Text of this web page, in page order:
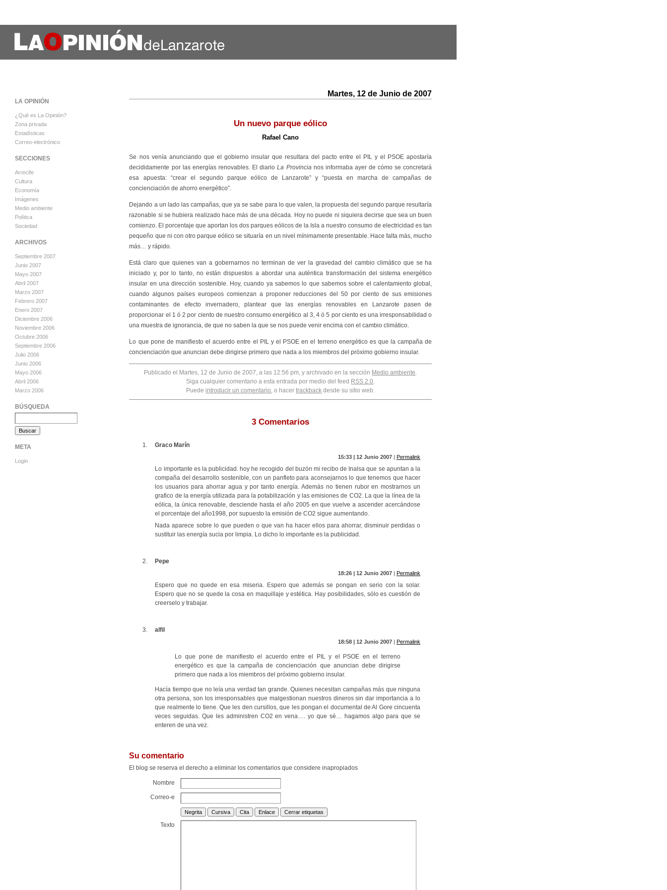
Martes, 12 de Junio de 2007
Un nuevo parque eólico
Rafael Cano
Se nos venía anunciando que el gobierno insular que resultara del pacto entre el PIL y el PSOE apostaría
decididamente por las energías renovables. El diarioLa Provincianos informaba ayer de cómo se concretará
esa apuesta: “crear el segundo parque eólico de Lanzarote” y “puesta en marcha de campañas de
concienciación de ahorro energético”.
Dejando a un lado las campañas, que ya se sabe para lo que valen, la propuesta del segundo parque resultaría
razonable si se hubiera realizado hace más de una década. Hoy no puede ni siquiera decirse que sea un buen
comienzo. El porcentaje que aportan los dos parques eólicos de la Isla a nuestro consumo de electricidad es tan
pequeño que ni con otro parque eólico se situaría en un nivel mínimamente presentable. Hace falta más, mucho
más… y rápido.
Está claro que quienes van a gobernarnos no terminan de ver la gravedad del cambio climático que se ha
iniciado y, por lo tanto, no están dispuestos a abordar una auténtica transformación del sistema energético
insular en una dirección sostenible. Hoy, cuando ya sabemos lo que sabemos sobre el calentamiento global,
cuando algunos países europeos comienzan a proponer reducciones del 50 por ciento de sus emisiones
contaminantes de efecto invernadero, plantear que las energías renovables en Lanzarote pasen de
proporcionar el 1 ó 2 por ciento de nuestro consumo energético al 3, 4 ó 5 por ciento es una irresponsabilidad o
una muestra de ignorancia, de que no saben la que se nos puede venir encima con el cambio climático.
Lo que pone de manifiesto el acuerdo entre el PIL y el PSOE en el terreno energético es que la campaña de
concienciación que anuncian debe dirigirse primero que nada a los miembros del próximo gobierno insular.
Publicado el Martes, 12 de Junio de 2007, a las 12:56 pm, y archivado en la sección Medio ambiente.
Siga cualquier comentario a esta entrada por medio del feed RSS 2.0.
Puedeintroducir un comentario, o hacertrackback desde su sitio web.
3 Comentarios
Graco Marín
15:33 | 12 Junio 2007 Permalink
Lo importante es la publicidad. hoy he recogido del buzón mi recibo de Inalsa que se apuntan a la
compaña del desarrollo sostenible, con un panfleto para aconsejarnos lo que tenemos que hacer
los usuarios para ahorrar agua y por tanto energía. Además no tienen rubor en mostrarnos un
grafico de la energía utilizada para la potabilización y las emisiones de CO2. La que la línea de la
eólica, la única renovable, desciende hasta el año 2005 en que vuelve a ascender acercándose
el porcentaje del año1998, por supuesto la emisión de CO2 sigue aumentando.
Nada aparece sobre lo que pueden o que van ha hacer ellos para ahorrar, disminuir perdidas o
sustituir las energía sucia por limpia. Lo dicho lo importante es la publicidad.
Pepe
18:26 | 12 Junio 2007 Permalink
Espero que no quede en esa miseria. Espero que además se pongan en serio con la solar.
Espero que no se quede la cosa en maquillaje y estética. Hay posibilidades, sólo es cuestión de
creerselo y trabajar.
alfil
18:58 | 12 Junio 2007 Permalink
Lo que pone de manifiesto el acuerdo entre el PIL y el PSOE en el terreno
energético es que la campaña de concienciación que anuncian debe dirigirse
primero que nada a los miembros del próximo gobierno insular.
Hacía tiempo que no leía una verdad tan grande. Quienes necesitan campañas más que ninguna
otra persona, son los irresponsables que malgestionan nuestros dineros sin dar importancia a lo
que realmente lo tiene. Que les den cursillos, que les pongan el documental de Al Gore cincuenta
veces seguidas. Que les administren CO2 en vena…. yo que sé… hagamos algo para que se
enteren de una vez.
Su comentario
El blog se reserva el derecho a eliminar los comentarios que considere inapropiados
Nombre
Correo-e
Texto
LA OPINIÓN
¿Qué es La Opinión?
Zona privada
Estadísticas
Correo-electrónico
SECCIONES
Arrecife
Cultura
Economía
Imágenes
Medio ambiente
Política
Sociedad
ARCHIVOS
Septiembre 2007
Junio 2007
Mayo 2007
Abril 2007
Marzo 2007
Febrero 2007
Enero 2007
Diciembre 2006
Noviembre 2006
Octubre 2006
Septiembre 2006
Julio 2006
Junio 2006
Mayo 2006
Abril 2006
Marzo 2006
BÚSQUEDA
META
Login